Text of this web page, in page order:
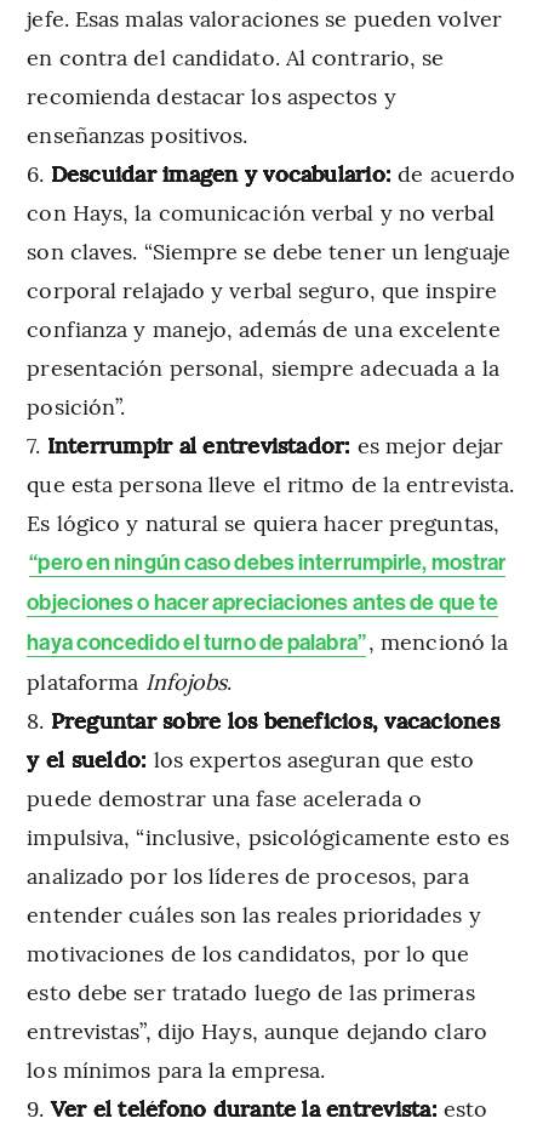
jefe. Esas malas valoraciones se pueden volver
en contra del candidato. Al contrario, se
recomienda destacar los aspectos y
enseñanzas positivos.
Descuidar imagen y vocabulario: de acuerdo
con Hays, la comunicación verbal y no verbal
son claves. “Siempre se debe tener un lenguaje
corporal relajado y verbal seguro, que inspire
confianza y manejo, además de una excelente
presentación personal, siempre adecuada a la
posición”.
Interrumpir al entrevistador: es mejor dejar
que esta persona lleve el ritmo de la entrevista.
Es lógico y natural se quiera hacer preguntas,
“pero en ningún caso debes interrumpirle, mostrar
objeciones o hacer apreciaciones antes de que te
haya concedido el turno de palabra”, mencionó la
plataforma Infojobs.
Preguntar sobre los beneficios, vacaciones
y el sueldo: los expertos aseguran que esto
puede demostrar una fase acelerada o
impulsiva, “inclusive, psicológicamente esto es
analizado por los líderes de procesos, para
entender cuáles son las reales prioridades y
motivaciones de los candidatos, por lo que
esto debe ser tratado luego de las primeras
entrevistas”, dijo Hays, aunque dejando claro
los mínimos para la empresa.
Ver el teléfono durante la entrevista:esto